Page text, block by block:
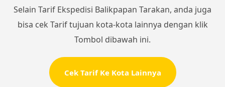
Selain Tarif Ekspedisi Balikpapan Tarakan, anda juga
bisa cek Tarif tujuan kota-kota lainnya dengan klik
Tombol dibawah ini.
Cek Tarif Ke Kota Lainnya